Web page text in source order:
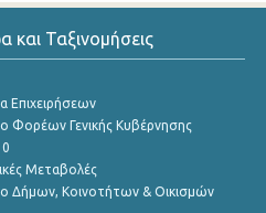
και Ταξινομήσεις
Φορέων Γενικής Κυβέρνησης
Μεταβολές
Δήμων, Κοινοτήτων & Οικισμών